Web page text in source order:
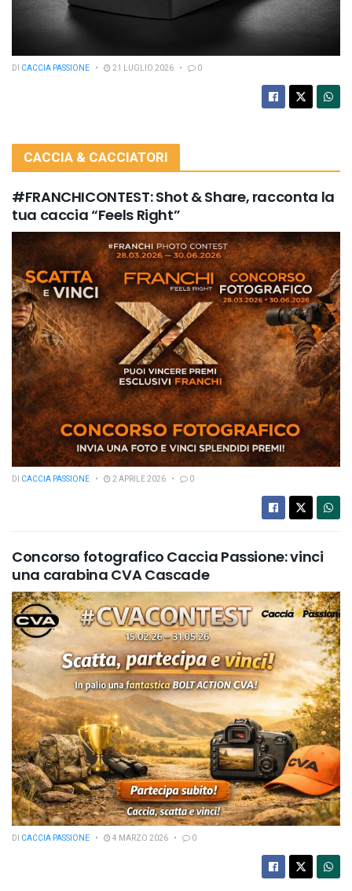
DI CACCIA PASSIONE 21 LUGLIO 2026 0
CACCIA & CACCIATORI
#FRANCHICONTEST: Shot & Share, racconta la
tua caccia “Feels Right”
DI CACCIA PASSIONE 2 APRILE 2026 0
Concorso fotografico Caccia Passione: vinci
una carabina CVA Cascade
DI CACCIA PASSIONE 4 MARZO 2026 0